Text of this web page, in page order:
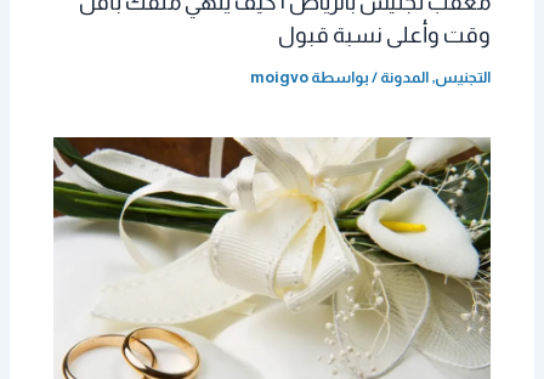
وقت وأعلى نسبة قبول
التجنيس,المدونة / بواسطة moigvo